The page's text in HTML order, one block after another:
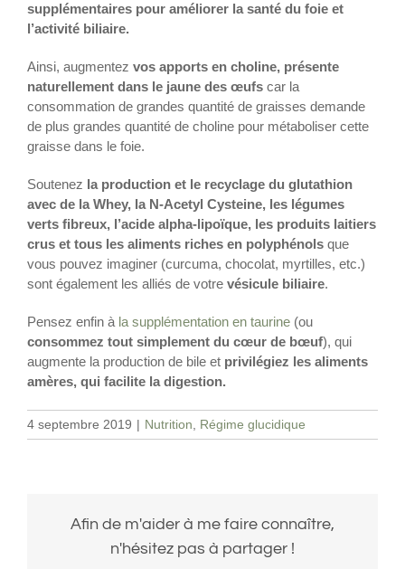
supplémentaires pour améliorer la santé du foie et
l’activité biliaire.
Ainsi, augmentez vos apports en choline, présente
naturellement dans le jaune des œufs car la
consommation de grandes quantité de graisses demande
de plus grandes quantité de choline pour métaboliser cette
graisse dans le foie.
Soutenez la production et le recyclage du glutathion
avec de la Whey, la N-Acetyl Cysteine, les légumes
verts fibreux, l’acide alpha-lipoïque, les produits laitiers
crus et tous les aliments riches en polyphénols que
vous pouvez imaginer (curcuma, chocolat, myrtilles, etc.)
sont également les alliés de votre vésicule biliaire.
Pensez enfin à la supplémentation en taurine (ou
consommez tout simplement du cœur de bœuf), qui
augmente la production de bile et privilégiez les aliments
amères, qui facilite la digestion.
4 septembre 2019 | Nutrition, Régime glucidique
Afin de m'aider à me faire connaître,
n'hésitez pas à partager !